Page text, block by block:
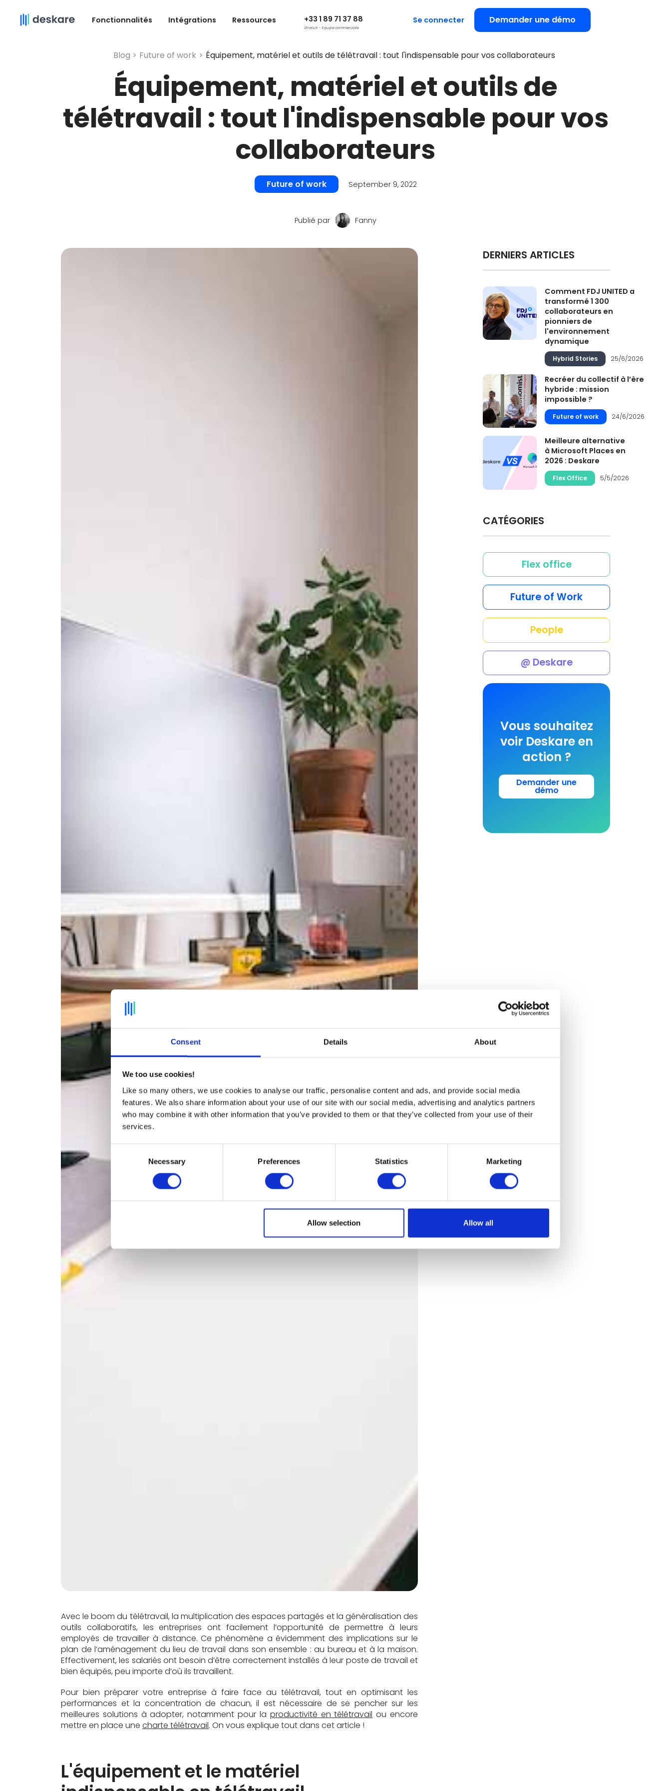
Consent Details About
We too use cookies!
Like so many others, we use cookies to analyse our traffic, personalise content and ads, and provide social media
features. We also share information about your use of our site with our social media, advertising and analytics partners
who may combine it with other information that you’ve provided to them or that they’ve collected from your use of their
services.
Selection
Necessary Preferences Statistics Marketing
Allow selection Allow all
Fonctionnalités Intégrations Ressources +33 1 89 71 37 88
Gratuit - Equipe commerciale
Se connecter Demander une démo
Blog > Future of work > Équipement, matériel et outils de télétravail : tout l'indispensable pour vos collaborateurs
Équipement, matériel et outils de
télétravail : tout l'indispensable pour vos
collaborateurs
Future of work September 9, 2022
Publié par Fanny
Avec le boom du télétravail, la multiplication des espaces partagés et la généralisation des
outils collaboratifs, les entreprises ont facilement l’opportunité de permettre à leurs
employés de travailler à distance. Ce phénomène a évidemment des implications sur le
plan de l’aménagement du lieu de travail dans son ensemble : au bureau et à la maison.
Effectivement, les salariés ont besoin d’être correctement installés à leur poste de travail et
bien équipés, peu importe d’où ils travaillent.
Pour bien préparer votre entreprise à faire face au télétravail, tout en optimisant les
performances et la concentration de chacun, il est nécessaire de se pencher sur les
meilleures solutions à adopter, notamment pour la productivité en télétravail ou encore
mettre en place une charte télétravail. On vous explique tout dans cet article !
L'équipement et le matériel
DERNIERS ARTICLES
Comment FDJ UNITED a
transformé 1 300
collaborateurs en
pionniers de
l'environnement
dynamique
Hybrid Stories 25/6/2026
Recréer du collectif à l’ère
hybride : mission
impossible ?
Future of work 24/6/2026
Meilleure alternative
à Microsoft Places en
2026 : Deskare
Flex Office 5/5/2026
CATÉGORIES
Flex office
Future of Work
People
@ Deskare
Vous souhaitez
voir Deskare en
action ?
Demander une
démo